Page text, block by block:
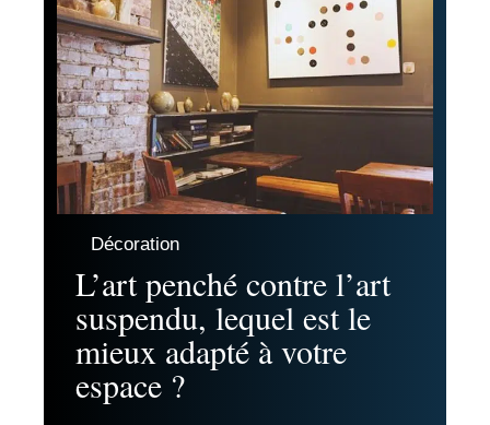
Décoration
L’art penché contre l’art
suspendu, lequel est le
mieux adapté à votre
espace ?